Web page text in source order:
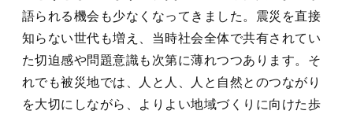
語られる機会も少なくなってきました。震災を直接
知らない世代も増え、当時社会全体で共有されてい
た切迫感や問題意識も次第に薄れつつあります。そ
れでも被災地では、人と人、人と自然とのつながり
を大切にしながら、よりよい地域づくりに向けた歩